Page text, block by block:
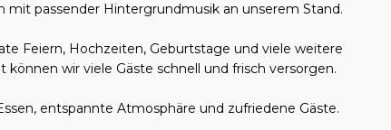
passender Hintergrundmusik an unserem Stand.
Feiern, Hochzeiten, Geburtstage und viele weitere
wir viele Gäste schnell und frisch versorgen.
entspannte Atmosphäre und zufriedene Gäste.